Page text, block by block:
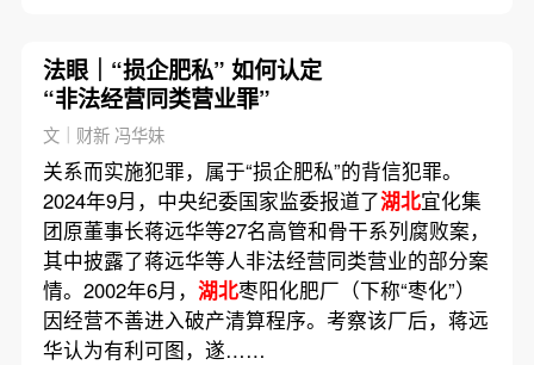
法眼｜“损企肥私” 如何认定
“非法经营同类营业罪”
文｜财新 冯华妹
关系而实施犯罪，属于“损企肥私”的背信犯罪。
2024年9月，中央纪委国家监委报道了湖北宜化集
团原董事长蒋远华等27名高管和骨干系列腐败案，
其中披露了蒋远华等人非法经营同类营业的部分案
情。2002年6月， 湖北枣阳化肥厂（下称“枣化”）
因经营不善进入破产清算程序。考察该厂后，蒋远
华认为有利可图，遂……